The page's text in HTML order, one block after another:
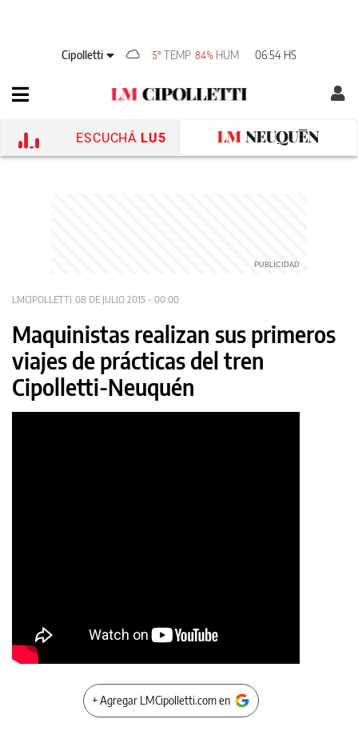
Cipolletti 5° TEMP 84% HUM 06:54 HS
ESCUCHÁ LU5
LMCIPOLLETTI 08 DE JULIO 2015 - 00:00
Maquinistas realizan sus primeros
viajes de prácticas del tren
Cipolletti-Neuquén
+ Agregar LMCipolletti.com en